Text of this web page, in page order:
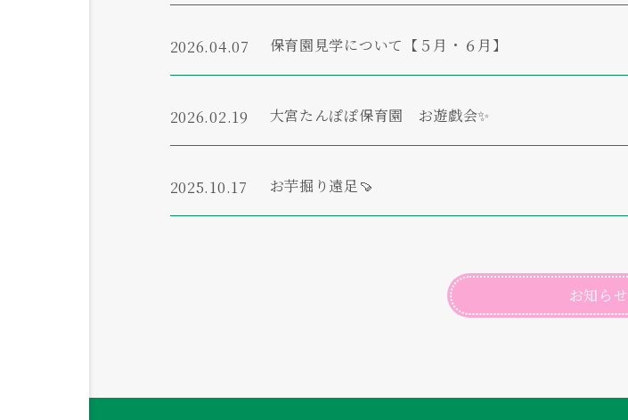
2026.04.07 保育園見学について【５月・６月】
2026.02.19 大宮たんぽぽ保育園 お遊戯会✨
2025.10.17 お芋掘り遠足🍠
お知らせ